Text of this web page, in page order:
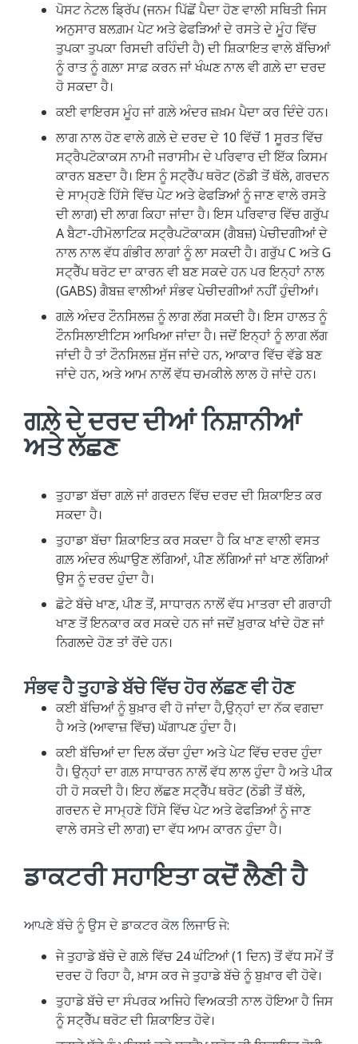
ਪੋਸਟ ਨੇਟਲ ਡ੍ਰਿੱਪ (ਜਨਮ ਪਿੱਛੋਂ ਪੈਦਾ ਹੋਣ ਵਾਲੀ ਸਥਿਤੀ ਜਿਸ
ਅਨੁਸਾਰ ਬਲਗ਼ਮ ਪੇਟ ਅਤੇ ਫੇਫੜਿਆਂ ਦੇ ਰਸਤੇ ਦੇ ਮੂੰਹ ਵਿੱਚ
ਤੁਪਕਾ ਤੁਪਕਾ ਰਿਸਦੀ ਰਹਿੰਦੀ ਹੈ) ਦੀ ਸ਼ਿਕਾਇਤ ਵਾਲੇ ਬੱਚਿਆਂ
ਨੂੰ ਰਾਤ ਨੂੰ ਗਲ਼ਾ ਸਾਫ਼ ਕਰਨ ਜਾਂ ਖੰਘਣ ਨਾਲ ਵੀ ਗਲ਼ੇ ਦਾ ਦਰਦ
ਹੋ ਸਕਦਾ ਹੈ।
ਕਈ ਵਾਇਰਸ ਮੂੰਹ ਜਾਂ ਗਲ਼ੇ ਅੰਦਰ ਜ਼ਖ਼ਮ ਪੈਦਾ ਕਰ ਦਿੰਦੇ ਹਨ।
ਲਾਗ ਨਾਲ ਹੋਣ ਵਾਲੇ ਗਲ਼ੇ ਦੇ ਦਰਦ ਦੇ 10 ਵਿੱਚੋਂ 1 ਸੂਰਤ ਵਿੱਚ
ਸਟ੍ਰੈਪਟੋਕਾਕਸ ਨਾਮੀ ਜਰਾਸੀਮ ਦੇ ਪਰਿਵਾਰ ਦੀ ਇੱਕ ਕਿਸਮ
ਕਾਰਨ ਬਣਦਾ ਹੈ। ਇਸ ਨੂੰ ਸਟ੍ਰੈੱਪ ਥਰੋਟ (ਠੋਡੀ ਤੋਂ ਥੱਲੇ, ਗਰਦਨ
ਦੇ ਸਾਮ੍ਹਣੇ ਹਿੱਸੇ ਵਿੱਚ ਪੇਟ ਅਤੇ ਫੇਫੜਿਆਂ ਨੂੰ ਜਾਣ ਵਾਲੇ ਰਸਤੇ
ਦੀ ਲਾਗ) ਦੀ ਲਾਗ ਕਿਹਾ ਜਾਂਦਾ ਹੈ। ਇਸ ਪਰਿਵਾਰ ਵਿੱਚ ਗਰੁੱਪ
A ਬੈਟਾ-ਹੀਮੋਲਾਟਿਕ ਸਟ੍ਰੈਪਟੋਕਾਕਸ (ਗੈਬਜ਼) ਪੇਚੀਦਗੀਆਂ ਦੇ
ਨਾਲ ਨਾਲ ਵੱਧ ਗੰਭੀਰ ਲਾਗਾਂ ਨੂੰ ਲਾ ਸਕਦੀ ਹੈ। ਗਰੁੱਪ C ਅਤੇ G
ਸਟ੍ਰੈੱਪ ਥਰੋਟ ਦਾ ਕਾਰਨ ਵੀ ਬਣ ਸਕਦੇ ਹਨ ਪਰ ਇਨ੍ਹਾਂ ਨਾਲ
(GABS) ਗੈਬਜ਼ ਵਾਲੀਆਂ ਸੰਭਵ ਪੇਚੀਦਗੀਆਂ ਨਹੀਂ ਹੁੰਦੀਆਂ।
ਗਲ਼ੇ ਅੰਦਰ ਟੌਨਸਿਲਜ਼ ਨੂੰ ਲਾਗ ਲੱਗ ਸਕਦੀ ਹੈ। ਇਸ ਹਾਲਤ ਨੂੰ
ਟੌਨਸਿਲਾਈਟਿਸ ਆਖਿਆ ਜਾਂਦਾ ਹੈ। ਜਦੋਂ ਇਨ੍ਹਾਂ ਨੂੰ ਲਾਗ ਲੱਗ
ਜਾਂਦੀ ਹੈ ਤਾਂ ਟੌਨਸਿਲਜ਼ ਸੁੱਜ ਜਾਂਦੇ ਹਨ, ਆਕਾਰ ਵਿੱਚ ਵੱਡੇ ਬਣ
ਜਾਂਦੇ ਹਨ, ਅਤੇ ਆਮ ਨਾਲੋਂ ਵੱਧ ਚਮਕੀਲੇ ਲਾਲ ਹੋ ਜਾਂਦੇ ਹਨ।
ਗਲ਼ੇ ਦੇ ਦਰਦ ਦੀਆਂ ਨਿਸ਼ਾਨੀਆਂ
ਅਤੇ ਲੱਛਣ
ਤੁਹਾਡਾ ਬੱਚਾ ਗਲ਼ੇ ਜਾਂ ਗਰਦਨ ਵਿੱਚ ਦਰਦ ਦੀ ਸ਼ਿਕਾਇਤ ਕਰ
ਸਕਦਾ ਹੈ।
ਤੁਹਾਡਾ ਬੱਚਾ ਸ਼ਿਕਾਇਤ ਕਰ ਸਕਦਾ ਹੈ ਕਿ ਖਾਣ ਵਾਲੀ ਵਸਤ
ਗਲ਼ ਅੰਦਰ ਲੰਘਾਉਣ ਲੱਗਿਆਂ, ਪੀਣ ਲੱਗਿਆਂ ਜਾਂ ਖਾਣ ਲੱਗਿਆਂ
ਉਸ ਨੂੰ ਦਰਦ ਹੁੰਦਾ ਹੈ।
ਛੋਟੇ ਬੱਚੇ ਖਾਣ, ਪੀਣ ਤੋਂ, ਸਾਧਾਰਨ ਨਾਲੋਂ ਵੱਧ ਮਾਤਰਾ ਦੀ ਗਰਾਹੀ
ਖਾਣ ਤੋਂ ਇਨਕਾਰ ਕਰ ਸਕਦੇ ਹਨ ਜਾਂ ਜਦੋਂ ਖ਼ੁਰਾਕ ਖਾਂਦੇ ਹੋਣ ਜਾਂ
ਨਿਗਲਦੇ ਹੋਣ ਤਾਂ ਰੋਂਦੇ ਹਨ।
ਸੰਭਵ ਹੈ ਤੁਹਾਡੇ ਬੱਚੇ ਵਿੱਚ ਹੋਰ ਲੱਛਣ ਵੀ ਹੋਣ
ਕਈ ਬੱਚਿਆਂ ਨੂੰ ਬੁਖ਼ਾਰ ਵੀ ਹੋ ਜਾਂਦਾ ਹੈ,ਉਨ੍ਹਾਂ ਦਾ ਨੱਕ ਵਗਦਾ
ਹੈ ਅਤੇ (ਆਵਾਜ਼ ਵਿੱਚ) ਘੱਗਾਪਣ ਹੁੰਦਾ ਹੈ।
ਕਈ ਬੱਚਿਆਂ ਦਾ ਦਿਲ ਕੱਚਾ ਹੁੰਦਾ ਅਤੇ ਪੇਟ ਵਿੱਚ ਦਰਦ ਹੁੰਦਾ
ਹੈ। ਉਨ੍ਹਾਂ ਦਾ ਗਲ਼ ਸਾਧਾਰਨ ਨਾਲੋਂ ਵੱਧ ਲਾਲ ਹੁੰਦਾ ਹੈ ਅਤੇ ਪੀਕ
ਹੀ ਹੋ ਸਕਦੀ ਹੈ। ਇਹ ਲੱਛਣ ਸਟ੍ਰੈੱਪ ਥਰੋਟ (ਠੋਡੀ ਤੋਂ ਥੱਲੇ,
ਗਰਦਨ ਦੇ ਸਾਮ੍ਹਣੇ ਹਿੱਸੇ ਵਿੱਚ ਪੇਟ ਅਤੇ ਫੇਫੜਿਆਂ ਨੂੰ ਜਾਣ
ਵਾਲੇ ਰਸਤੇ ਦੀ ਲਾਗ) ਦਾ ਵੱਧ ਆਮ ਕਾਰਨ ਹੁੰਦਾ ਹੈ।
ਡਾਕਟਰੀ ਸਹਾਇਤਾ ਕਦੋਂ ਲੈਣੀ ਹੈ
ਆਪਣੇ ਬੱਚੇ ਨੂੰ ਉਸ ਦੇ ਡਾਕਟਰ ਕੋਲ ਲਿਜਾਓ ਜੇ:
ਜੇ ਤੁਹਾਡੇ ਬੱਚੇ ਦੇ ਗਲ਼ੇ ਵਿੱਚ 24 ਘੰਟਿਆਂ (1 ਦਿਨ) ਤੋਂ ਵੱਧ ਸਮੇਂ ਤੋਂ
ਦਰਦ ਹੋ ਰਿਹਾ ਹੈ, ਖ਼ਾਸ ਕਰ ਜੇ ਤੁਹਾਡੇ ਬੱਚੇ ਨੂੰ ਬੁਖ਼ਾਰ ਵੀ ਹੋਵੇ।
ਤੁਹਾਡੇ ਬੱਚੇ ਦਾ ਸੰਪਰਕ ਅਜਿਹੇ ਵਿਅਕਤੀ ਨਾਲ ਹੋਇਆ ਹੈ ਜਿਸ
ਨੂੰ ਸਟ੍ਰੈੱਪ ਥਰੋਟ ਦੀ ਸ਼ਿਕਾਇਤ ਹੋਵੇ।